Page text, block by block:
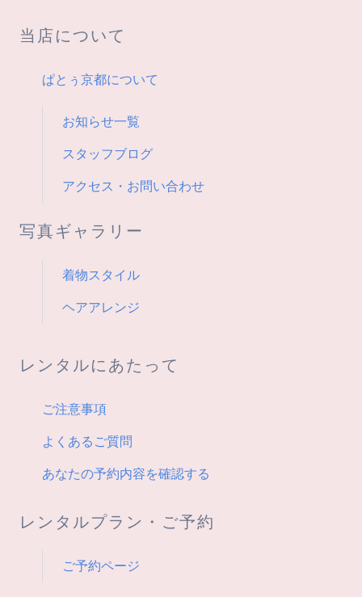
ョ
ン
当店について
ぱとぅ京都について
お知らせ一覧
スタッフブログ
アクセス・お問い合わせ
写真ギャラリー
着物スタイル
ヘアアレンジ
レンタルにあたって
ご注意事項
よくあるご質問
あなたの予約内容を確認する
レンタルプラン・ご予約
ご予約ページ